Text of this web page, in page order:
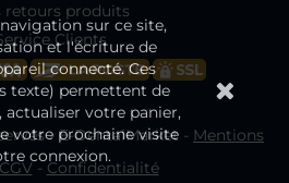
retours produits
Clients
sur ce site,
et l'écriture de
connecté. Ces
texte) permettent de
votre panier,
votre prochaine visite
connexion.
- E-DentalMarket - Mentions
-Confidentialité